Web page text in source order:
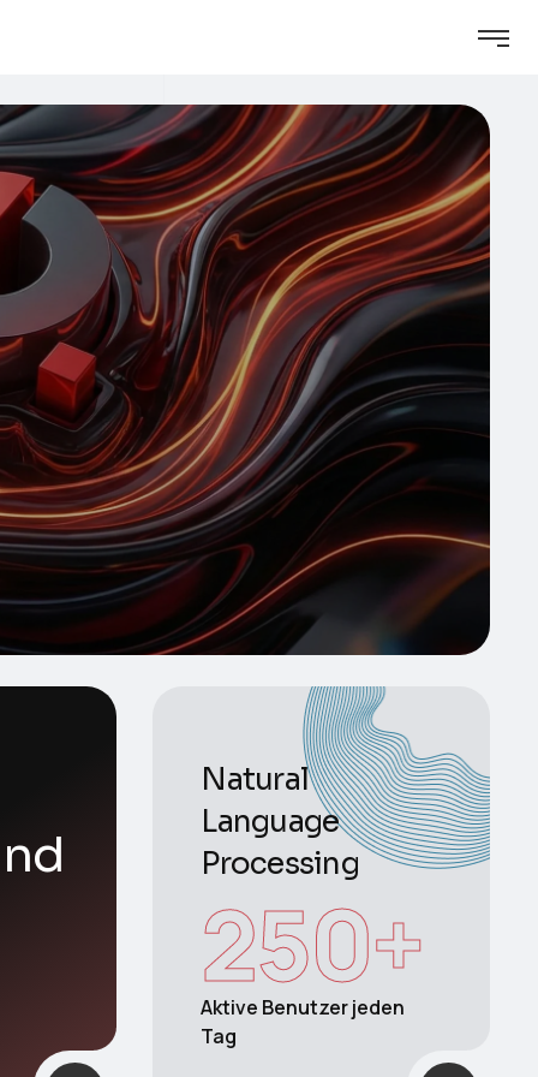
Natural
Language
Processing
Aktive Benutzer jeden
Tag
250+